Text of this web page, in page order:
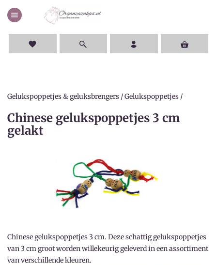
menu
favorite
Gelukspoppetjes & geluksbrengers /Gelukspoppetjes /
Chinese gelukspoppetjes 3 cm
gelakt
Chinese gelukspoppetjes 3 cm. Deze schattig gelukspoppetjes
van 3 cm groot worden willekeurig geleverd in een assortiment
van verschillende kleuren.